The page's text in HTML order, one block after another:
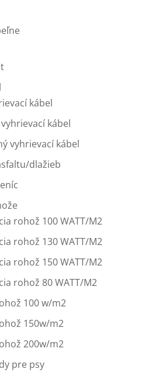
kábel
kábel
vyhrievací kábel
dlažieb
rohož 100 WATT/M2
rohož 130 WATT/M2
rohož 150 WATT/M2
rohož 80 WATT/M2
100 w/m2
150w/m2
200w/m2
pre psy